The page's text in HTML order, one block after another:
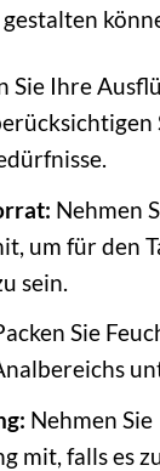
Sie Ihre
Nehmen
um für den
sein.
Sie
Nehmen Sie
mit, falls es